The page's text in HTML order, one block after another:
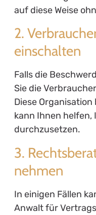
auf diese Weise
2.
einschalten
Falls die
Sie die
Diese
kann Ihnen helfen,
durchzusetzen.
3.
nehmen
In einigen Fällen
Anwalt für